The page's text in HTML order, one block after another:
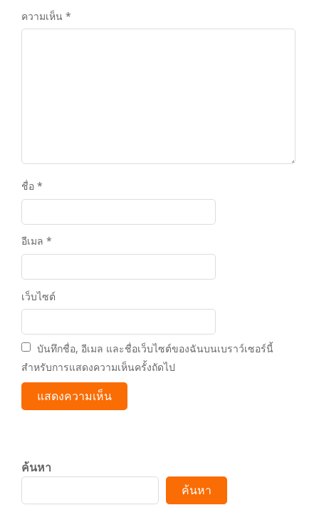
ความเห็น *
ชื่อ *
อีเมล *
เว็บไซต์
บันทึกชื่อ, อีเมล และชื่อเว็บไซต์ของฉันบนเบราว์เซอร์นี้
สำหรับการแสดงความเห็นครั้งถัดไป
ค้นหา
ค้นหา